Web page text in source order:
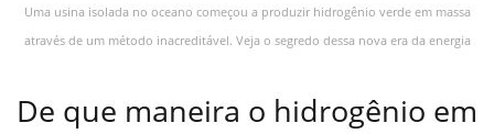
Uma usina isolada no oceano começou a produzir hidrogênio verde em massa
através de um método inacreditável. Veja o segredo dessa nova era da energia
De que maneira o hidrogênio em